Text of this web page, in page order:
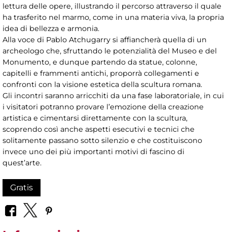
lettura delle opere, illustrando il percorso attraverso il quale
ha trasferito nel marmo, come in una materia viva, la propria
idea di bellezza e armonia.
Alla voce di Pablo Atchugarry si affiancherà quella di un
archeologo che, sfruttando le potenzialità del Museo e del
Monumento, e dunque partendo da statue, colonne,
capitelli e frammenti antichi, proporrà collegamenti e
confronti con la visione estetica della scultura romana.
Gli incontri saranno arricchiti da una fase laboratoriale, in cui
i visitatori potranno provare l’emozione della creazione
artistica e cimentarsi direttamente con la scultura,
scoprendo così anche aspetti esecutivi e tecnici che
solitamente passano sotto silenzio e che costituiscono
invece uno dei più importanti motivi di fascino di
quest’arte.
Gratis